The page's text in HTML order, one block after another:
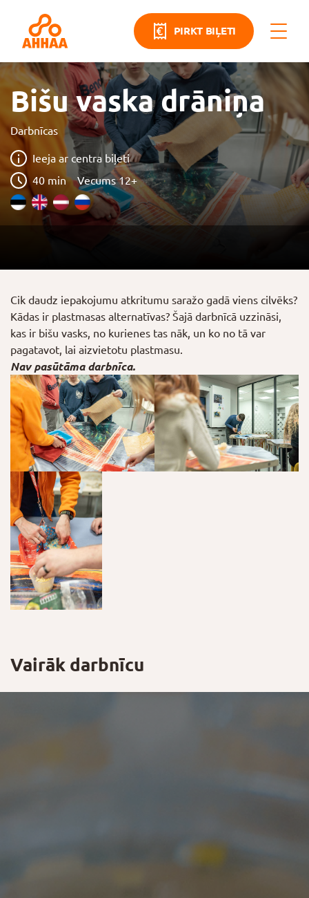
PIRKT BIĻETI
Bišu vaska drāniņa
Darbnīcas
Ieeja ar centra biļeti
40 min
Vecums 12+
Cik daudz iepakojumu atkritumu saražo gadā viens cilvēks?
Kādas ir plastmasas alternatīvas? Šajā darbnīcā uzzināsi,
kas ir bišu vasks, no kurienes tas nāk, un ko no tā var
pagatavot, lai aizvietotu plastmasu.
Nav pasūtāma darbnīca.
Vairāk darbnīcu